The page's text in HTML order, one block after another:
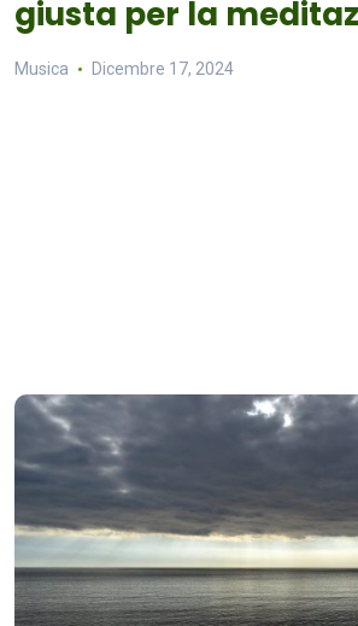
giusta per la
Musica Dicembre 17, 2024